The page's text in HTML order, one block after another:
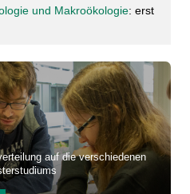
und Makroökologie: erst
auf die verschiedenen